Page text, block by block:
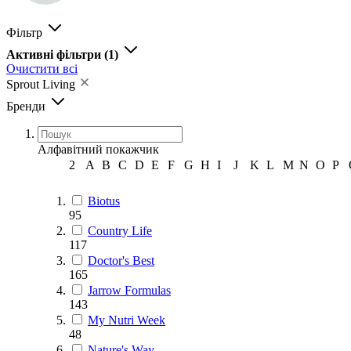
Фільтр
Активні фільтри (1)
Очистити всі
Sprout Living
Бренди
Алфавітний покажчик
2
A B C D E F G H I J K L M N O P
Biotus
95
Country Life
117
Doctor's Best
165
Jarrow Formulas
143
My Nutri Week
48